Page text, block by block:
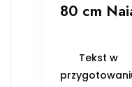
80 cm
Tekst w